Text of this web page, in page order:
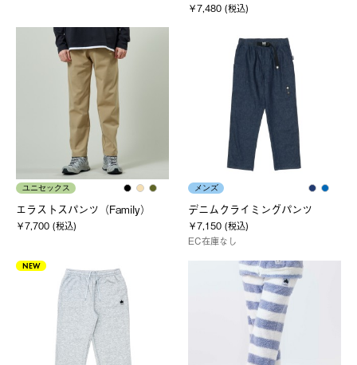
￥7,480 (税込)
ユニセックス
エラストスパンツ（Family）
￥7,700 (税込)
メンズ
デニムクライミングパンツ
￥7,150 (税込)
EC在庫なし
NEW